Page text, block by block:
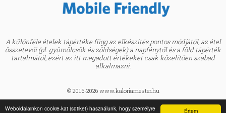
Értem
Weboldalainkon cookie-kat (sütiket) használunk, hogy személyre
A különféle ételek tápértéke függ az elkészítés pontos módjától, az étel
összetevői (pl. gyümölcsök és zöldségek) a napfénytől és a föld tápérték
tartalmától, ezért az itt megadott értékeket csak közelítően szabad
alkalmazni.
© 2016-2026 www.kaloriamester.hu